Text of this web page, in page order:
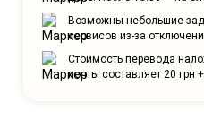
Возможны небольшие
сервисов из-за
Стоимость перевода
почты составляет 20 грн